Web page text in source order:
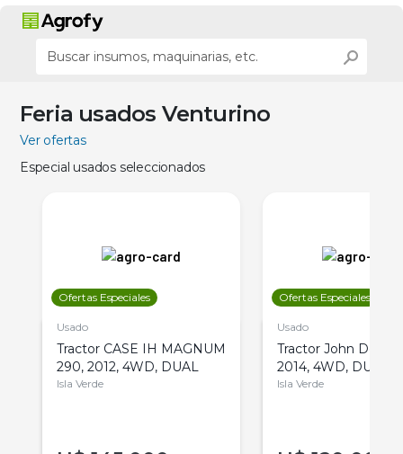
Feria usados Venturino
Ver ofertas
Especial usados seleccionados
Ofertas Especiales
Usado
Tractor CASE IH MAGNUM
290, 2012, 4WD, DUAL
Isla Verde
Ofertas Especiales
Usado
Tractor John Deere
2014, 4WD, DUAL
Isla Verde